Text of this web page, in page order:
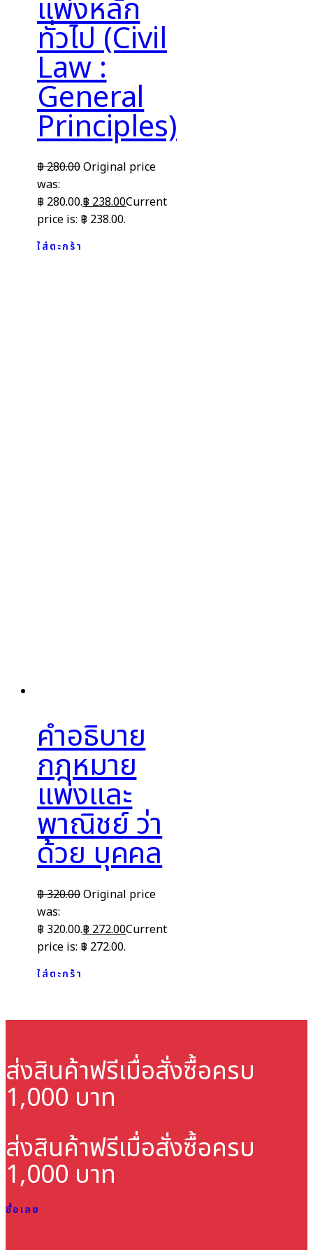
แพ่งหลัก
ทั่วไป (Civil
Law :
General
Principles)
฿280.00Original price
was:
฿ 280.00.฿238.00Current
price is: ฿ 238.00.
ใส่ตะกร้า
คำอธิบาย
กฎหมาย
แพ่งและ
พาณิชย์ ว่า
ด้วย บุคคล
฿320.00Original price
was:
฿ 320.00.฿272.00Current
price is: ฿ 272.00.
ใส่ตะกร้า
ส่งสินค้าฟรีเมื่อสั่งซื้อครบ
1,000 บาท
ส่งสินค้าฟรีเมื่อสั่งซื้อครบ
1,000 บาท
ซื้อเลย